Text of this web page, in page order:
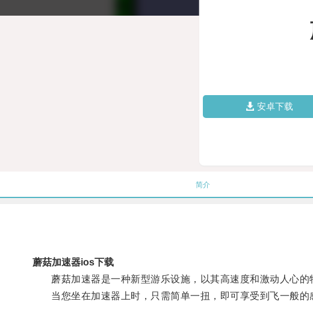
安卓下载
简介
蘑菇加速器ios下载
蘑菇加速器是一种新型游乐设施，以其高速度和激动人心的
当您坐在加速器上时，只需简单一扭，即可享受到飞一般的